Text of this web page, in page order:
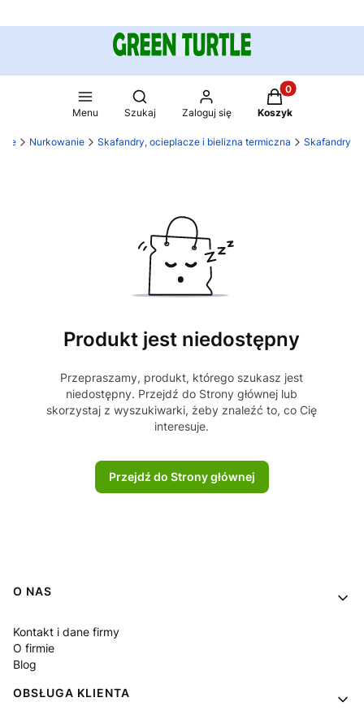
Menu
Otwórz wyszukiwarkę
Szukaj Zaloguj się
Produkty w
Koszyk
Nurkowanie Skafandry, ocieplacze i bielizna termiczna Skafandry
Produkt jest niedostępny
Przepraszamy, produkt, którego szukasz jest
niedostępny. Przejdź do Strony głównej lub
skorzystaj z wyszukiwarki, żeby znaleźć to, co Cię
interesuje.
Przejdź do Strony głównej
Linki w stopce
O NAS
Kontakt i dane firmy
O firmie
Blog
OBSŁUGA KLIENTA